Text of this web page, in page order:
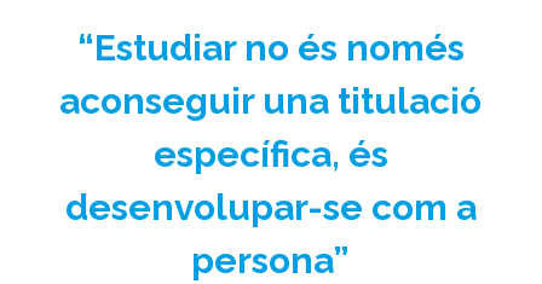
“Estudiar no és només
aconseguir una titulació
específica, és
desenvolupar-se com a
persona”